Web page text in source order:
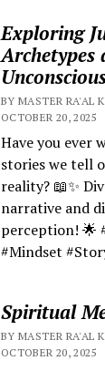
Exploring
Archetypes
BY MASTER RA'AL
OCTOBER 20, 2025
Have you ever
stories we tell
reality? 📖✨
narrative and
perception! 🌟
#Mindset
Spiritual
BY MASTER RA'AL
OCTOBER 20, 2025